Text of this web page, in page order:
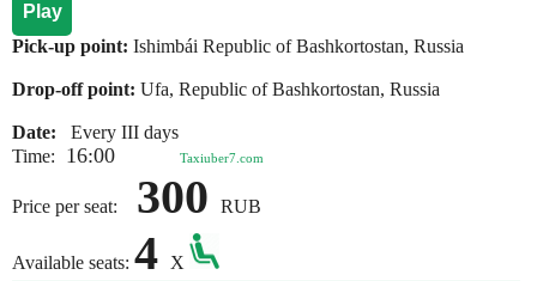
Play
Pick-up point: Ishimbái Republic of Bashkortostan, Russia
Drop-off point: Ufa, Republic of Bashkortostan, Russia
Date:
Every III days
Time:
16:00 Taxiuber7.com
Price per seat: 300 RUB
Available seats: 4
X